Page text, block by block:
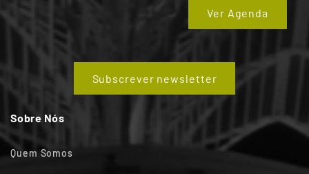
Ver Agenda
Subscrever newsletter
Sobre Nós
Quem Somos